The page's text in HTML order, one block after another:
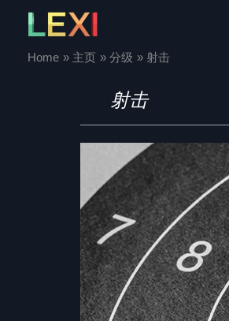
contentHome 主页 分级 射击
射击